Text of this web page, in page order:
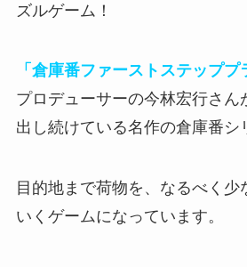
ズルゲーム！
「倉庫番ファーストステッププ
プロデューサーの今林宏行さん
出し続けている名作の倉庫番シ
目的地まで荷物を、なるべく少
いくゲームになっています。